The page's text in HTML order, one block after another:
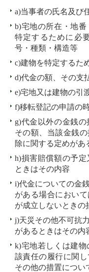
a)当事者の氏名及び
b)宅地の所在・地
特定するために必
号・種類・構造等
c)建物を特定するた
d)代金の額、その支
e)宅地又は建物の引
f)移転登記の申請の
g)代金以外の金銭
その額、当該金銭
除に関する定めがあ
h)損害賠償額の予
ときはその内容
i)代金についての金
がある場合におい
が成立しないときの
j)天災その他不可抗
があるときはその内
k)宅地若しくは建
該責任の履行に関
その他の措置につい